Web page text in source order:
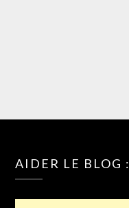
AIDER LE BLOG :